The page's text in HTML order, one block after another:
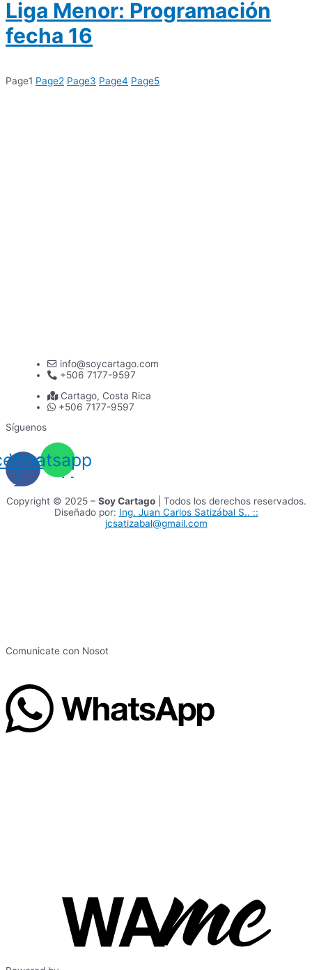
Liga Menor: Programación
fecha 16
Page1 Page2 Page3 Page4 Page5
info@soycartago.com
+506 7177-9597
Cartago, Costa Rica
+506 7177-9597
Síguenos
f
Whatsapp
Copyright © 2025 – Soy Cartago| Todos los derechos reservados.
Diseñado por: Ing. Juan Carlos Satizábal S.. ::
jcsatizabal@gmail.com
Comunicate con Nosot